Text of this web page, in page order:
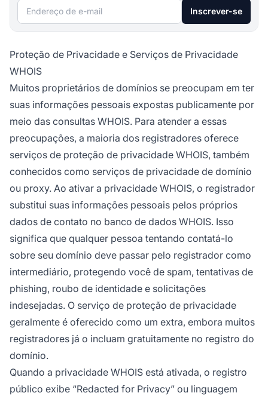
Endereço de e-mail Inscrever-se
Proteção de Privacidade e Serviços de Privacidade
WHOIS
Muitos proprietários de domínios se preocupam em ter
suas informações pessoais expostas publicamente por
meio das consultas WHOIS. Para atender a essas
preocupações, a maioria dos registradores oferece
serviços de proteção de privacidade WHOIS, também
conhecidos como serviços de privacidade de domínio
ou proxy. Ao ativar a privacidade WHOIS, o registrador
substitui suas informações pessoais pelos próprios
dados de contato no banco de dados WHOIS. Isso
significa que qualquer pessoa tentando contatá-lo
sobre seu domínio deve passar pelo registrador como
intermediário, protegendo você de spam, tentativas de
phishing, roubo de identidade e solicitações
indesejadas. O serviço de proteção de privacidade
geralmente é oferecido como um extra, embora muitos
registradores já o incluam gratuitamente no registro do
domínio.
Quando a privacidade WHOIS está ativada, o registro
público exibe “Redacted for Privacy” ou linguagem